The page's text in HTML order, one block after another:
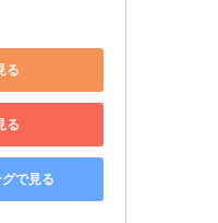
る
る
で見る